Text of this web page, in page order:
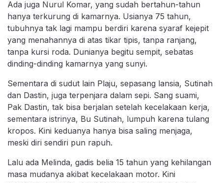
Ada juga Nurul Komar, yang sudah bertahun-tahun
hanya terkurung di kamarnya. Usianya 75 tahun,
tubuhnya tak lagi mampu berdiri karena syaraf kejepit
yang menahannya di atas tikar tipis, tanpa ranjang,
tanpa kursi roda. Dunianya begitu sempit, sebatas
dinding-dinding kamarnya yang sunyi.
Sementara di sudut lain Plaju, sepasang lansia, Sutinah
dan Dastin, juga terpenjara dalam sepi. Sang suami,
Pak Dastin, tak bisa berjalan setelah kecelakaan kerja,
sementara istrinya, Bu Sutinah, lumpuh karena tulang
kropos. Kini keduanya hanya bisa saling menjaga,
meski diri sendiri pun rapuh.
Lalu ada Melinda, gadis belia 15 tahun yang kehilangan
masa mudanya akibat kecelakaan motor. Kini